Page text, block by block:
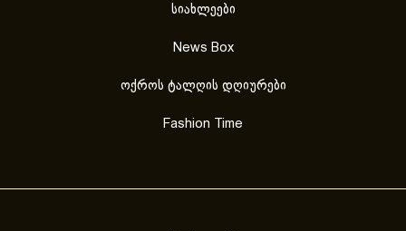
სიახლეები
News Box
ოქროს ტალღის დღიურები
Fashion Time